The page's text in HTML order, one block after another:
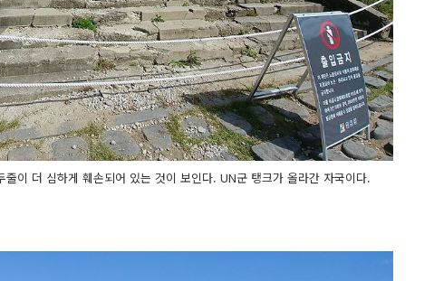
이 더 심하게 훼손되어 있는 것이 보인다. UN군 탱크가 올라간 자국이다.